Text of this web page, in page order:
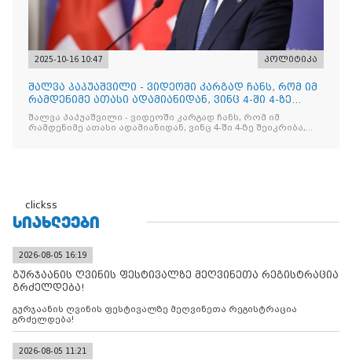
2025-10-16 10:47 პოლიტიკა
შალვა პაპუაშვილი - ვიდეოში კარგად ჩანს, რომ იმ
რამდენიმე ათასი ადამიანიდან, ვინც 4-ში 4-ზე
შეიკრიბა,
შალვა პაპუაშვილი - ვიდეოში კარგად ჩანს, რომ იმ
რამდენიმე ათასი ადამიანიდან, ვინც 4-ში 4-ზე შეიკრიბა,
clickss
ᲡᲘᲐᲮᲚᲔᲔᲑᲘ
2026-08-05 16:19
გურჯაანის ღვინის ფესტივალზე მეღვინეთა რეგისტრაცია
გრძელდება!
გურჯაანის ღვინის ფესტივალზე მეღვინეთა რეგისტრაცია
გრძელდება!
2026-08-05 11:21